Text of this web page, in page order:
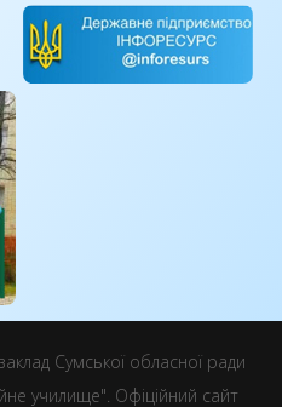
Сумської обласної ради
училище". Офіційний сайт